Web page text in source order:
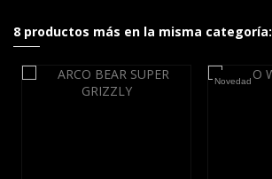
8 productos más en la misma categoría:
Novedad